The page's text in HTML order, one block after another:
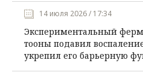
14 июля 2026 / 17:34
Экспериментальный
тооны подавил
укрепил его барьерную